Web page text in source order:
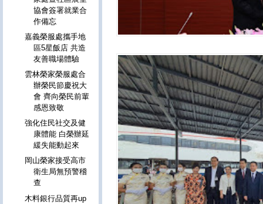
協會簽署就業合
作備忘
嘉義榮服處攜手地
區5星飯店 共造
友善職場體驗
雲林榮家榮服處合
辦榮民節慶祝大
會 齊向榮民前輩
感恩致敬
強化住民社交及健
康體能 白榮辦延
緩失能動起來
岡山榮家接受高市
衛生局無預警稽
查
木料銀行品質再up